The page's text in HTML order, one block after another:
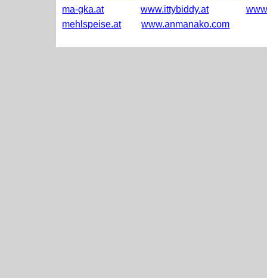
ma-gka.at
www.ittybiddy.at
mehlspeise.at
www.anmanako.com